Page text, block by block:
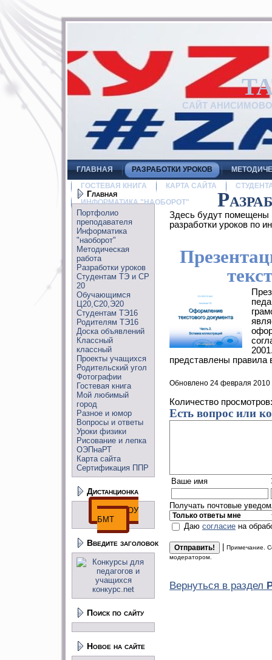
САЙТ
ГЛАВНАЯ РАЗРАБОТКИ УРОКОВ
ГОСТЕВАЯ КНИГА
КАРТА САЙТА
ИНФОРМАТИКА "НАОБОРОТ"
Главная
Портфолио
преподавателя
Информатика
"наоборот"
Методическая
работа
Разработки уроков
Студентам ТЭ и СР
20
Обучающимся
Ц20,С20,Э20
Студентам ТЭ16
Родителям ТЭ16
Доска объявлений
Классный
классный
Проекты учащихся
Родительский угол
Фотографии
Гостевая книга
Мой любимый
город
Разное и юмор
Вопросы и ответы
Уроки физики
Рисование и лепка
ОЭПнаРТ
Карта сайта
Сертификация ППР
Дистанционка
ДО ГПОУ
БМТ
Введите заголовок
Поиск по сайту
Новое на сайте
Здесь будут помещены
разработки уроков по
представлены правила
Обновлено 24 февраля 2010
Количество
Есть вопрос или
Ваше имя
Получать почтовые
Даю согласие на
Примечание.
модератором.
Вернуться в раздел